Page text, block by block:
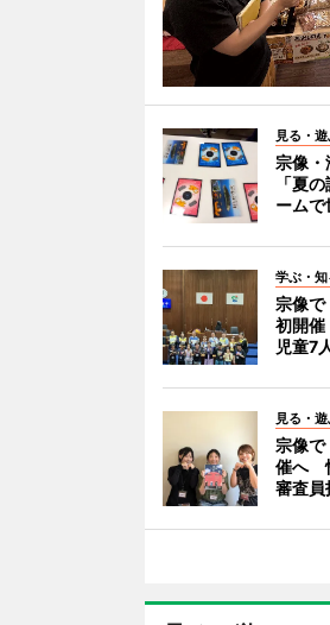
見る・
宗像
「夏
ームで
学ぶ・知
宗像で
初開
児童7
見る・
宗像
催へ
審査員